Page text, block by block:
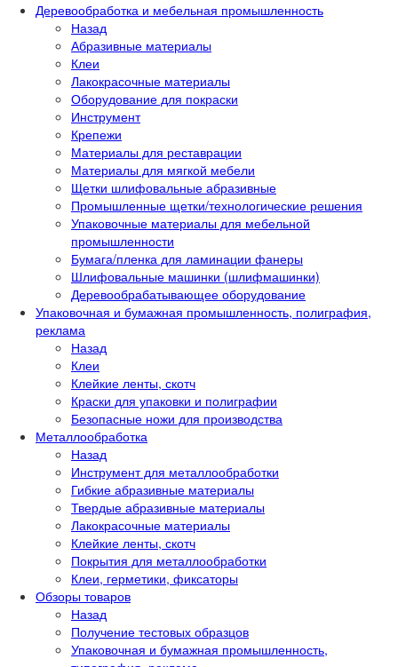
Деревообработка и мебельная промышленность
Назад
Абразивные материалы
Клеи
Лакокрасочные материалы
Оборудование для покраски
Инструмент
Крепежи
Материалы для реставрации
Материалы для мягкой мебели
Щетки шлифовальные абразивные
Промышленные щетки/технологические решения
Упаковочные материалы для мебельной
промышленности
Бумага/пленка для ламинации фанеры
Шлифовальные машинки (шлифмашинки)
Деревообрабатывающее оборудование
Упаковочная и бумажная промышленность, полиграфия,
реклама
Назад
Клеи
Клейкие ленты, скотч
Краски для упаковки и полиграфии
Безопасные ножи для производства
Металлообработка
Назад
Инструмент для металлообработки
Гибкие абразивные материалы
Твердые абразивные материалы
Лакокрасочные материалы
Клейкие ленты, скотч
Покрытия для металлообработки
Клеи, герметики, фиксаторы
Обзоры товаров
Назад
Получение тестовых образцов
Упаковочная и бумажная промышленность,